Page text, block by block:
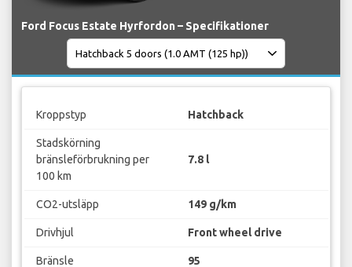
Ford Focus Estate Hyrfordon – Specifikationer
Kroppstyp Hatchback
Stadskörning
bränsleförbrukning per
100 km
7.8 l
CO2-utsläpp 149 g/km
Drivhjul Front wheel drive
Bränsle 95